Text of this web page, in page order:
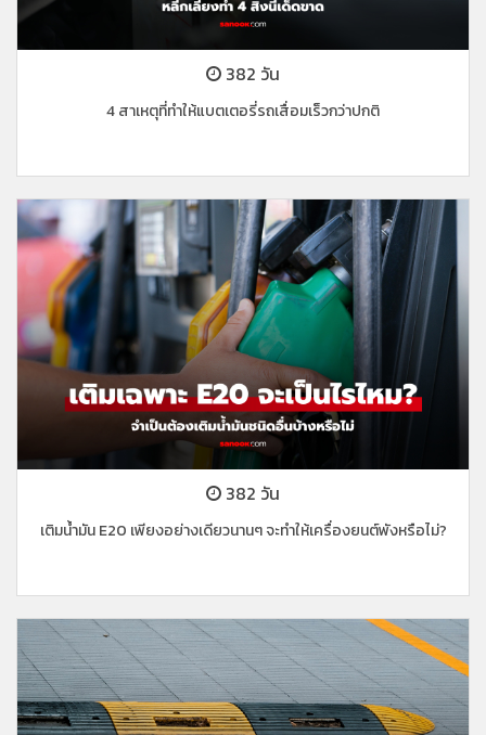
382 วัน
4 สาเหตุที่ทำให้แบตเตอรี่รถเสื่อมเร็วกว่าปกติ
382 วัน
เติมน้ำมัน E20 เพียงอย่างเดียวนานๆ จะทำให้เครื่องยนต์พังหรือไม่?